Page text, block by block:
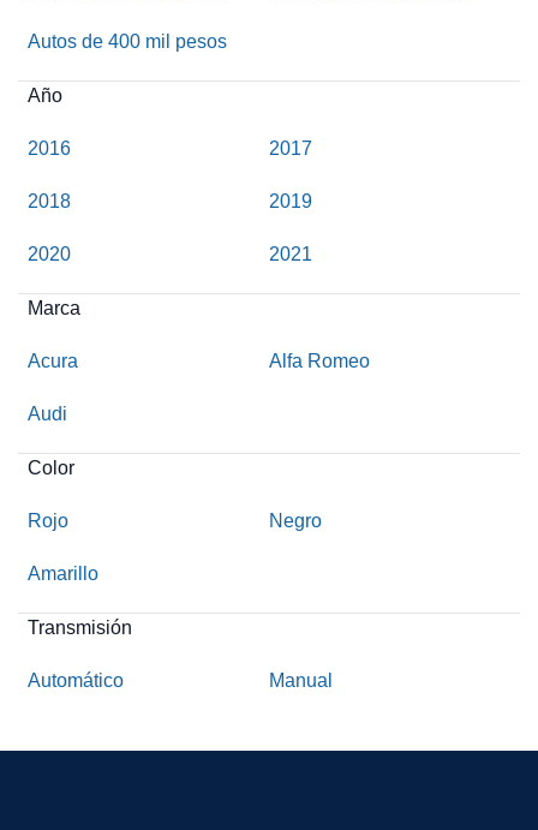
Autos de 400 mil pesos
Año
2016 2017
2018 2019
2020 2021
Marca
Acura Alfa Romeo
Audi
Color
Rojo Negro
Amarillo
Transmisión
Automático Manual